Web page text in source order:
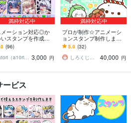
満枠対応中
メーション対応◎か
スタンプを作成し
企業実績多数有！Yo
・Twitch・TikTok☆
(96)
atori（a10ri_p） 3,000 円
満枠対応中
プロが制作☆アニメーシ
ョンスタンプ制作します L
INE、YouTube、Twitch用
アニメスタンプ制作☆
5.0 (32)
しろくじらプラスし
40,000 円
ービス